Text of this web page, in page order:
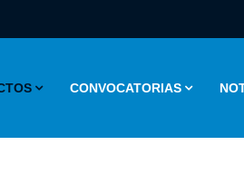
CONVOCATORIAS